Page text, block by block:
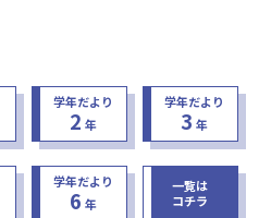
学年だより
2 年
学年だより
3 年
学年だより
6 年
一覧は
コチラ